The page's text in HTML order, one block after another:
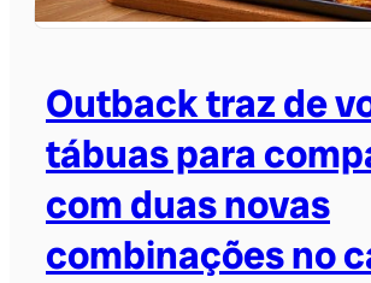
Outback traz de
tábuas para
com duas novas
combinações no